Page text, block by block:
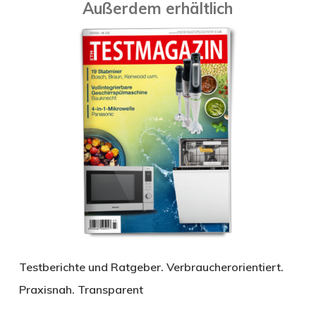
Außerdem erhältlich
Testberichte und Ratgeber. Verbraucherorientiert.
Praxisnah. Transparent